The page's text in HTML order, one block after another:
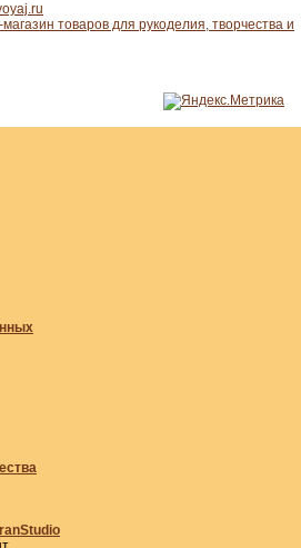
товаров для рукоделия, творчества и